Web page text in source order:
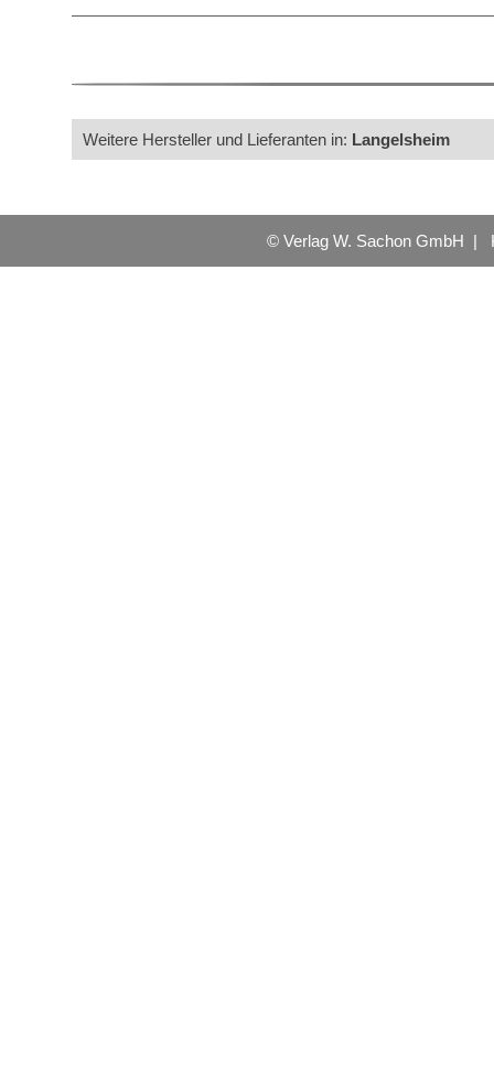
Weitere Hersteller und Lieferanten in: Langelsheim
© Verlag W. Sachon GmbH |